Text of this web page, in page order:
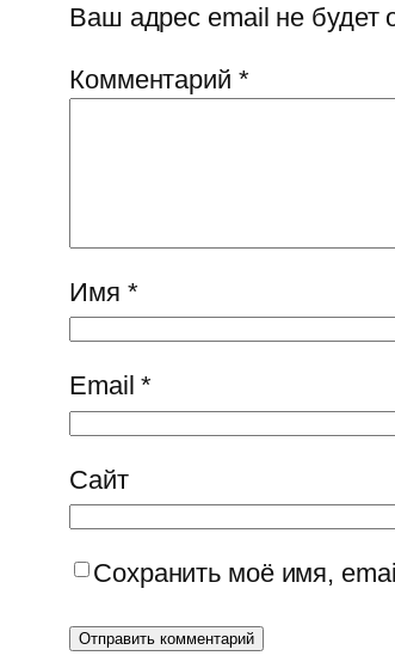
Ваш адрес email не будет
Комментарий *
Имя *
Email*
Сайт
Сохранить моё имя,